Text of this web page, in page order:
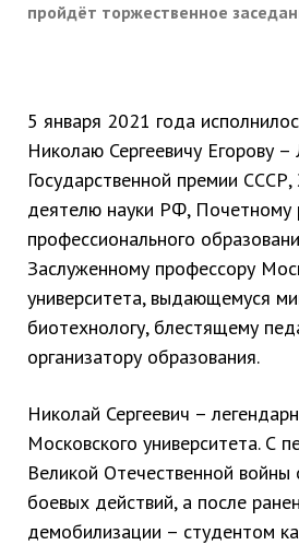
пройдёт торжественное
5 января 2021 года
Николаю Сергеевичу Егорову –
Государственной премии
деятелю науки РФ, Почетному
профессионального
Заслуженному профессору
университета, выдающемуся
биотехнологу, блестящему
организатору образования.
Николай Сергеевич –
Московского университета. С
Великой Отечественной
боевых действий, а после
демобилизации – студентом